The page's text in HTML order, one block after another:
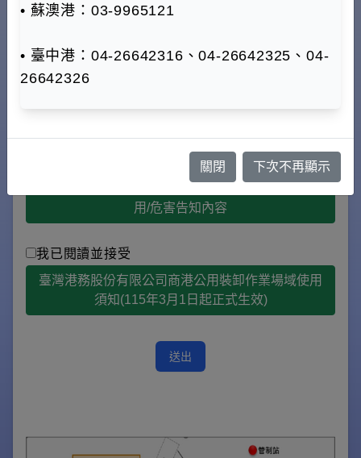
用/危害告知內容
我已閱讀並接受
臺灣港務股份有限公司商港公用裝卸作業場域使用
須知(115年3月1日起正式生效)
• 蘇澳港：03-9965121
• 臺中港：04-26642316、04-26642325、04-
26642326
關閉 下次不再顯示